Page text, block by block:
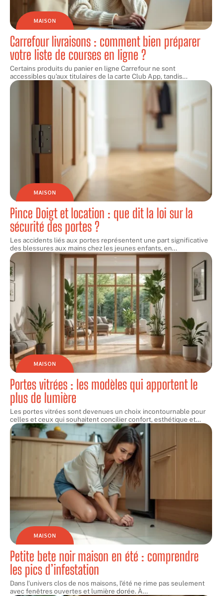
MAISON
Carrefour livraisons : comment bien préparer
votre liste de courses en ligne ?
Certains produits du panier en ligne Carrefour ne sont
accessibles qu'aux titulaires de la carte Club App, tandis…
MAISON
Pince Doigt et location : que dit la loi sur la
sécurité des portes ?
Les accidents liés aux portes représentent une part significative
des blessures aux mains chez les jeunes enfants, en…
MAISON
Portes vitrées : les modèles qui apportent le
plus de lumière
Les portes vitrées sont devenues un choix incontournable pour
celles et ceux qui souhaitent concilier confort, esthétique et…
MAISON
Petite bete noir maison en été : comprendre
les pics d’infestation
Dans l'univers clos de nos maisons, l'été ne rime pas seulement
avec fenêtres ouvertes et lumière dorée. À…